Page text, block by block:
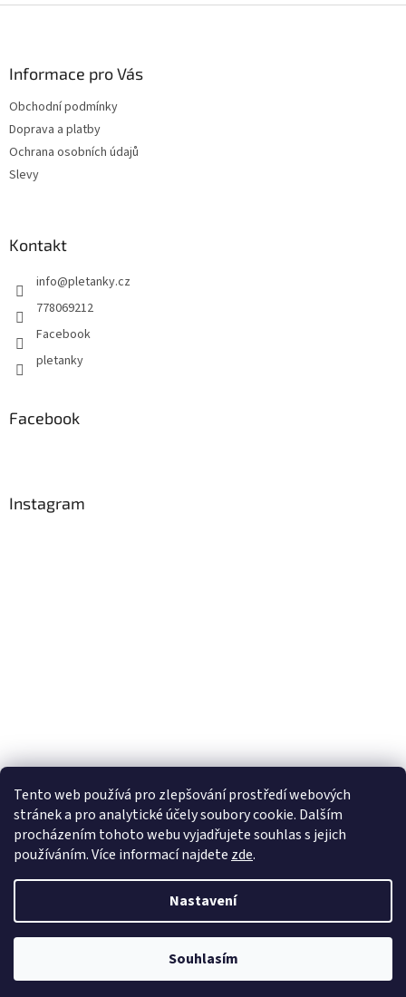
Tento web používá pro zlepšování prostředí webových
stránek a pro analytické účelysoubory cookie. Dalším
procházením tohoto webu vyjadřujete souhlas s jejich
používáním. Více informacínajdete zde.
Nastavení
Souhlasím
Informace pro Vás
Obchodní podmínky
Doprava a platby
Ochrana osobních údajů
Slevy
Kontakt
info@pletanky.cz
778069212
Facebook
pletanky
Facebook
Instagram
Sledovat na Instagramu
Copyright 2026Pletanky. Všechna práva vyhrazena.